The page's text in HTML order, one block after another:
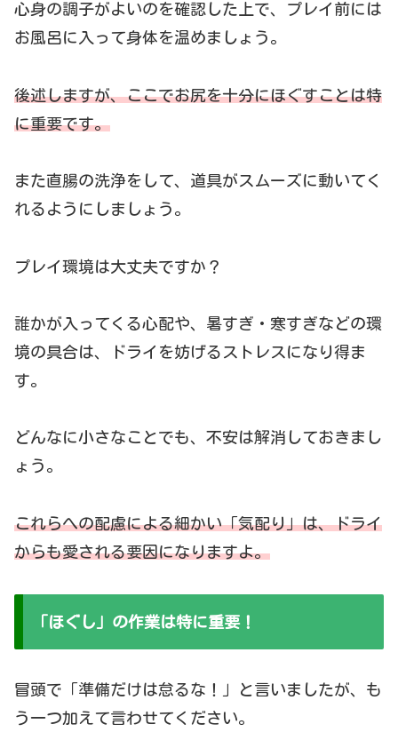
心身の調子がよいのを確認した上で、プレイ前には
お風呂に入って身体を温めましょう。
後述しますが、ここでお尻を十分にほぐすことは特
に重要です。
また直腸の洗浄をして、道具がスムーズに動いてく
れるようにしましょう。
プレイ環境は大丈夫ですか？
誰かが入ってくる心配や、暑すぎ・寒すぎなどの環
境の具合は、ドライを妨げるストレスになり得ま
す。
どんなに小さなことでも、不安は解消しておきまし
ょう。
これらへの配慮による細かい「気配り」は、ドライ
からも愛される要因になりますよ。
「ほぐし」の作業は特に重要！
冒頭で「準備だけは怠るな！」と言いましたが、も
う一つ加えて言わせてください。